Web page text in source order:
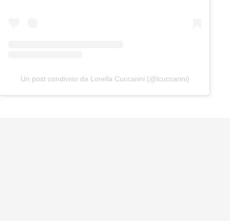
Un post condiviso da Lorella Cuccarini (@lcuccarini)